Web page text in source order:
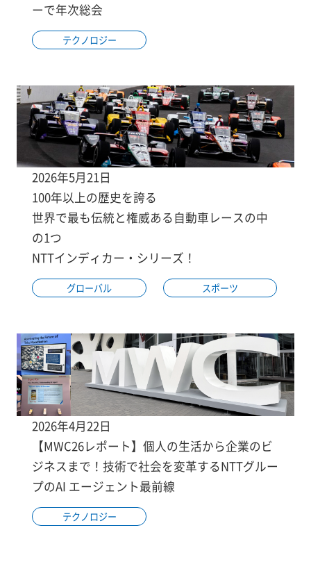
ーで年次総会
テクノロジー
2026年5月21日
100年以上の歴史を誇る
世界で最も伝統と権威ある自動車レースの中
の1つ
NTTインディカー・シリーズ！
グローバル スポーツ
2026年4月22日
【MWC26レポート】個人の生活から企業のビ
ジネスまで！技術で社会を変革するNTTグルー
プのAI エージェント最前線
テクノロジー